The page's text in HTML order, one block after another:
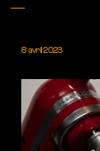
8 avril 2023